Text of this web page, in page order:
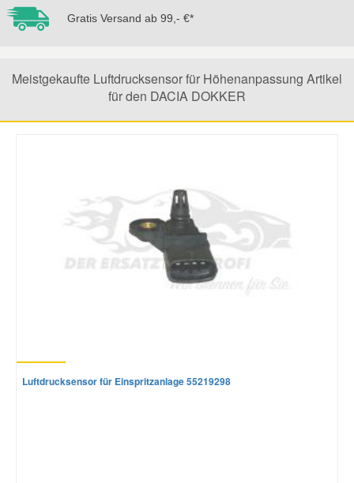
Gratis Versand ab 99,- €*
Meistgekaufte Luftdrucksensor für Höhenanpassung Artikel
für den DACIA DOKKER
Luftdrucksensor für Einspritzanlage 55219298
Jeep Ersatzteile
Lancia Ersatzteile
Mini Ersatzteile